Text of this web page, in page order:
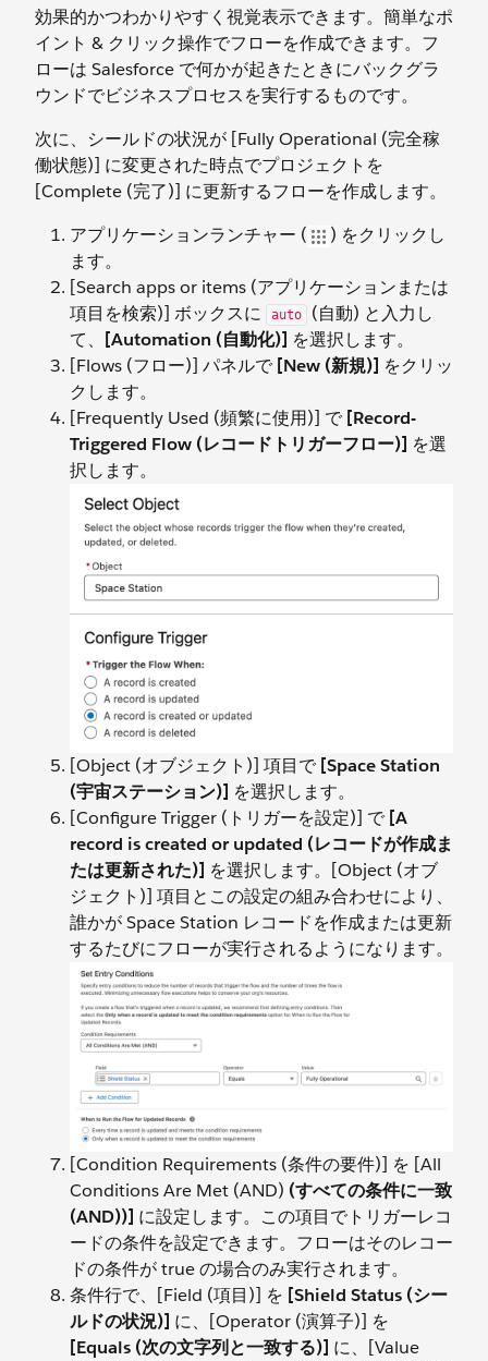
効果的かつわかりやすく視覚表示できます。簡単なポ
イント & クリック操作でフローを作成できます。フ
ローは Salesforce で何かが起きたときにバックグラ
ウンドでビジネスプロセスを実行するものです。
次に、シールドの状況が [Fully Operational (完全稼
働状態)] に変更された時点でプロジェクトを
[Complete (完了)] に更新するフローを作成します。
アプリケーションランチャー (
) をクリックし
ます。
[Search apps or items (アプリケーションまたは
項目を検索)] ボックスに
auto
(自動) と入力し
て、 [Automation (自動化)] を選択します。
[Flows (フロー)] パネルで [New (新規)] をクリッ
クします。
[Frequently Used (頻繁に使用)] で [Record-
Triggered Flow (レコードトリガーフロー)] を選
択します。
[Object (オブジェクト)] 項目で [Space Station
(宇宙ステーション)] を選択します。
[Configure Trigger (トリガーを設定)] で [A
record is created or updated (レコードが作成ま
たは更新された)] を選択します。[Object (オブ
ジェクト)] 項目とこの設定の組み合わせにより、
誰かが Space Station レコードを作成または更新
するたびにフローが実行されるようになります。
[Condition Requirements (条件の要件)] を [All
Conditions Are Met (AND) (すべての条件に一致
(AND))] に設定します。この項目でトリガーレコ
ードの条件を設定できます。フローはそのレコー
ドの条件が true の場合のみ実行されます。
条件行で、[Field (項目)] を [Shield Status (シー
ルドの状況)] に、[Operator (演算子)] を
[Equals (次の文字列と一致する)] に、[Value